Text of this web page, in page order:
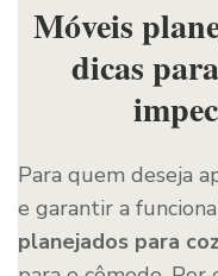
Móveis
dicas
Para quem deseja
e garantir a
planejados para